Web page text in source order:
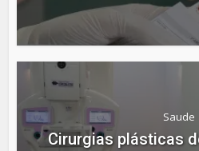
Saude
Cirurgias plásticas